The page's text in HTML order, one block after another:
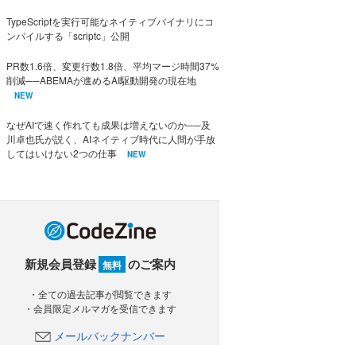
TypeScriptを実行可能なネイティブバイナリにコ
ンパイルする「scriptc」公開
PR数1.6倍、変更行数1.8倍、平均マージ時間37%
削減──ABEMAが進めるAI駆動開発の現在地
NEW
なぜAIで速く作れても成果は増えないのか──及
川卓也氏が説く、AIネイティブ時代に人間が手放
してはいけない2つの仕事
NEW
新規会員登録 無料 のご案内
・全ての過去記事が閲覧できます
・会員限定メルマガを受信できます
メールバックナンバー